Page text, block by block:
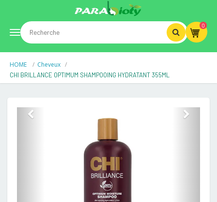
Toggle
navigation
0
HOME Cheveux
CHI BRILLANCE OPTIMUM SHAMPOOING HYDRATANT 355ML